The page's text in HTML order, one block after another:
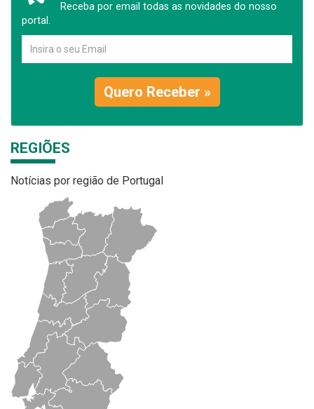
Receba por email todas as novidades do nosso
portal.
Quero Receber »
REGIÕES
Notícias por região de Portugal